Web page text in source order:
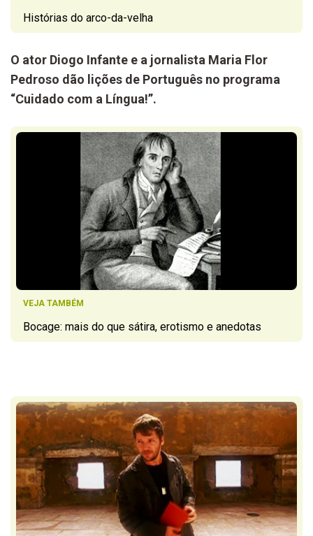
Histórias do arco-da-velha
O ator Diogo Infante e a jornalista Maria Flor
Pedroso dão lições de Português no programa
“Cuidado com a Língua!”.
VEJA TAMBÉM
Bocage: mais do que sátira, erotismo e anedotas